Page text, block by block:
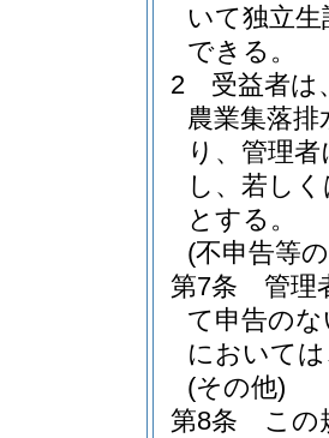
いて独立
できる。
2
受益者は
農業集落排
り、管理
し、若し
とする。
(不申告等
第7条
管理
て申告の
において
(その他)
第8条
この